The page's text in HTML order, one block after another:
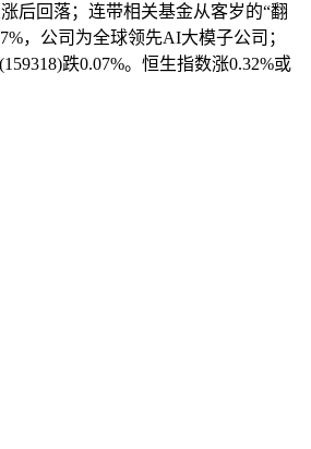
后回落；连带相关基金从客岁的“翻
，公司为全球领先AI大模子公司；
跌0.07%。恒生指数涨0.32%或